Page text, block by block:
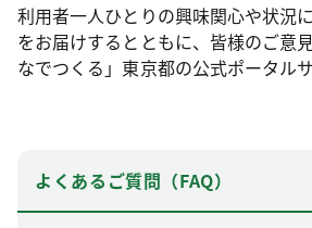
利用者一人ひとりの興味関心や状況
をお届けするとともに、皆様のご意
なでつくる」東京都の公式ポータルサ
よくあるご質問（FAQ）